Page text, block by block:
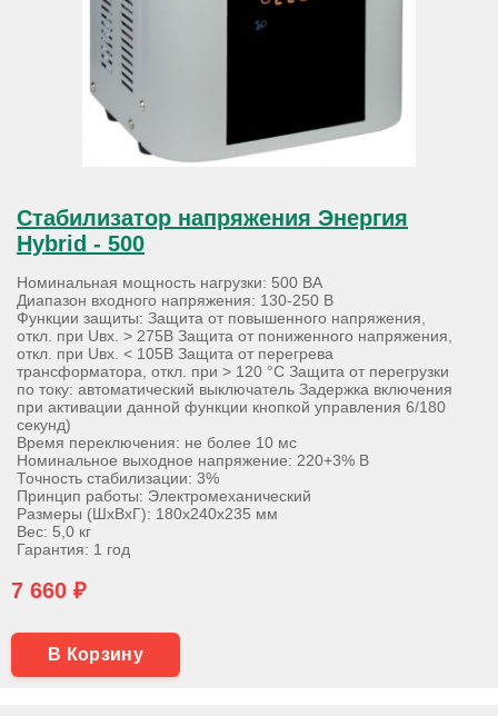
Стабилизатор напряжения Энергия
Hybrid - 500
Номинальная мощность нагрузки: 500 ВА
Диапазон входного напряжения: 130-250 В
Функции защиты: Защита от повышенного напряжения,
откл. при Uвх. > 275В Защита от пониженного напряжения,
откл. при Uвх. < 105В Защита от перегрева
трансформатора, откл. при > 120 °С Защита от перегрузки
по току: автоматический выключатель Задержка включения
при активации данной функции кнопкой управления 6/180
секунд)
Время переключения: не более 10 мс
Номинальное выходное напряжение: 220+3% В
Точность стабилизации: 3%
Принцип работы: Электромеханический
Размеры (ШхВхГ): 180х240х235 мм
Вес: 5,0 кг
Гарантия: 1 год
7 660 ₽
В Корзину